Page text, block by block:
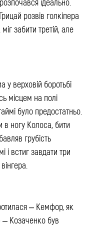
розвів голкіпера
забити третій, але
у верховій боротьбі
місцем на полі
було предостатньо.
в ногу Колоса, бити
грубість
і встиг завдати три
– Кемфор, як
Козаченко був